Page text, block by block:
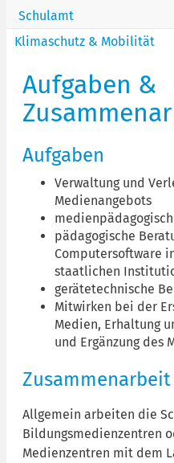
Schulamt
Klimaschutz & Mobilität
Aufgaben &
Aufgaben
Verwaltung und
Medienangebots
pädagogische
Computersoftware
staatlichen
gerätetechnische
Mitwirken bei der
Medien, Erhaltung
und Ergänzung des
Zusammenarbeit
Allgemein arbeiten die
Bildungsmedienzentren
Medienzentren mit dem